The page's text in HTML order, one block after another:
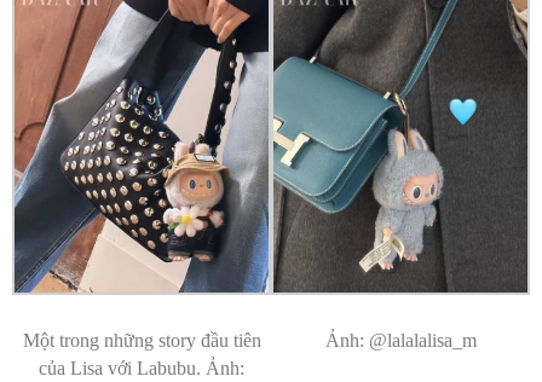
Một trong những story đầu tiên
của Lisa với Labubu. Ảnh:
Ảnh: @lalalalisa_m